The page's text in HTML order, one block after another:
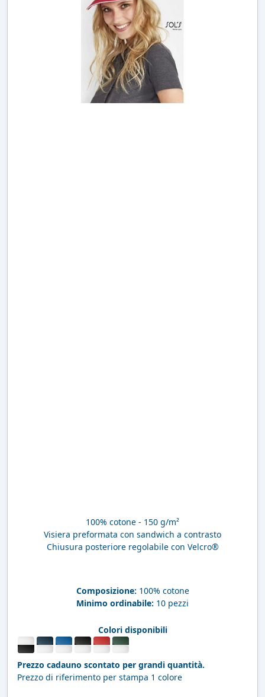
100% cotone - 150 g/m²
Visiera preformata con sandwich a contrasto
Chiusura posteriore regolabile con Velcro®
Composizione: 100% cotone
Minimo ordinabile: 10 pezzi
Colori disponibili
Prezzo cadauno scontato per grandi quantità.
Prezzo di riferimento per stampa 1 colore